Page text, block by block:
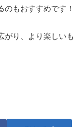
のもおすすめです！
がり、より楽しいも